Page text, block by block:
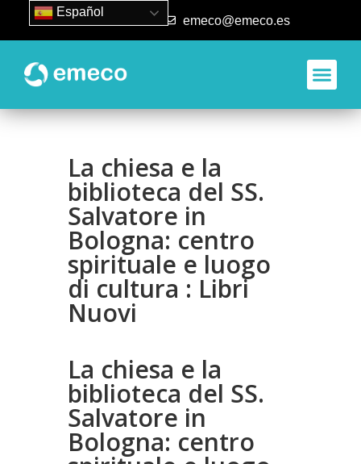
93 840 50 80 emeco@emeco.es
La chiesa e la
biblioteca del SS.
Salvatore in
Bologna: centro
spirituale e luogo
di cultura : Libri
Nuovi
La chiesa e la
biblioteca del SS.
Salvatore in
Bologna: centro
Español